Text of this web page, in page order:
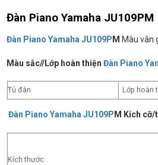
Đàn Piano Yamaha JU109PM
Đàn Piano Yamaha JU109P M Màu vân
Màu sắc//Lớp hoàn thiện Đàn Piano
Tủ đàn Lớp hoàn
Đàn Piano Yamaha JU109P M Kích
Kích thước